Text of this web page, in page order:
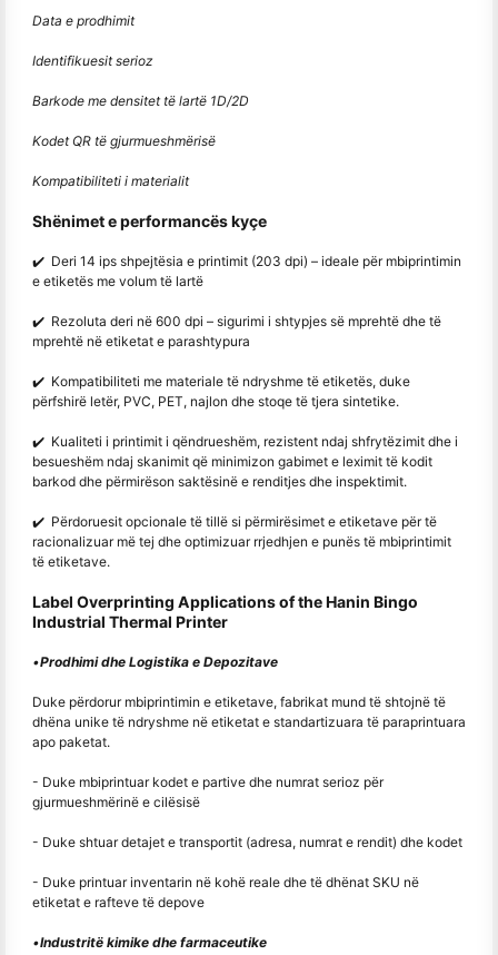
Data e prodhimit
Identifikuesit serioz
Barkode me densitet të lartë 1D/2D
Kodet QR të gjurmueshmërisë
Kompatibiliteti i materialit
Shënimet e performancës kyçe
✔️ Deri 14 ips shpejtësia e printimit (203 dpi) – ideale për mbiprintimin
e etiketës me volum të lartë
✔️ Rezoluta deri në 600 dpi – sigurimi i shtypjes së mprehtë dhe të
mprehtë në etiketat e parashtypura
✔️ Kompatibiliteti me materiale të ndryshme të etiketës, duke
përfshirë letër, PVC, PET, najlon dhe stoqe të tjera sintetike.
✔️ Kualiteti i printimit i qëndrueshëm, rezistent ndaj shfrytëzimit dhe i
besueshëm ndaj skanimit që minimizon gabimet e leximit të kodit
barkod dhe përmirëson saktësinë e renditjes dhe inspektimit.
✔️ Përdoruesit opcionale të tillë si përmirësimet e etiketave për të
racionalizuar më tej dhe optimizuar rrjedhjen e punës të mbiprintimit
të etiketave.
Label Overprinting Applications of the Hanin Bingo
Industrial Thermal Printer
•Prodhimi dhe Logistika e Depozitave
Duke përdorur mbiprintimin e etiketave, fabrikat mund të shtojnë të
dhëna unike të ndryshme në etiketat e standartizuara të paraprintuara
apo paketat.
- Duke mbiprintuar kodet e partive dhe numrat serioz për
gjurmueshmërinë e cilësisë
- Duke shtuar detajet e transportit (adresa, numrat e rendit) dhe kodet
- Duke printuar inventarin në kohë reale dhe të dhënat SKU në
etiketat e rafteve të depove
•Industritë kimike dhe farmaceutike